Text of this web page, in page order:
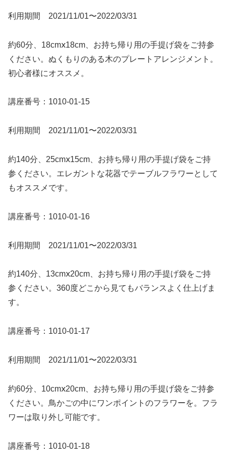
利用期間 2021/11/01〜2022/03/31
約60分、18cmⅹ18cm、お持ち帰り用の手提げ袋をご持参
ください。ぬくもりのある木のプレートアレンジメント。
初心者様にオススメ。
講座番号：1010-01-15
利用期間 2021/11/01〜2022/03/31
約140分、25cmⅹ15cm、お持ち帰り用の手提げ袋をご持
参ください。エレガントな花器でテーブルフラワーとして
もオススメです。
講座番号：1010-01-16
利用期間 2021/11/01〜2022/03/31
約140分、13cmⅹ20cm、お持ち帰り用の手提げ袋をご持
参ください。360度どこから見てもバランスよく仕上げま
す。
講座番号：1010-01-17
利用期間 2021/11/01〜2022/03/31
約60分、10cmⅹ20cm、お持ち帰り用の手提げ袋をご持参
ください。鳥かごの中にワンポイントのフラワーを。フラ
ワーは取り外し可能です。
講座番号：1010-01-18